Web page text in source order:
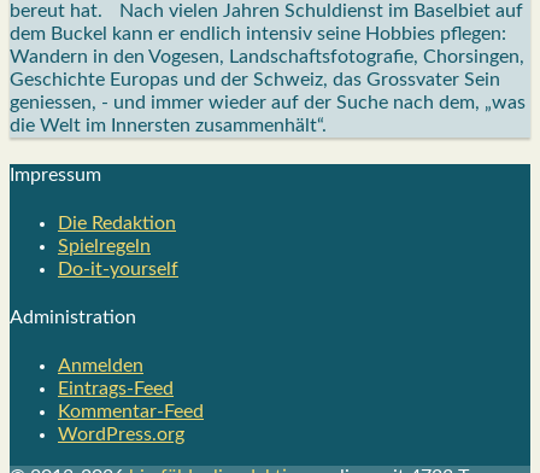
bereut hat. Nach vielen Jahren Schuldienst im Baselbiet auf
dem Buckel kann er endlich intensiv seine Hobbies pflegen:
Wandern in den Vogesen, Landschaftsfotografie, Chorsingen,
Geschichte Europas und der Schweiz, das Grossvater Sein
geniessen, - und immer wieder auf der Suche nach dem, „was
die Welt im Innersten zusammenhält“.
Impres­sum
Die Redak­ti­on
Spiel­re­geln
Do-it-your­s­elf
Admi­nis­tra­ti­on
Anmelden
Eintrags-Feed
Kommentar-Feed
WordPress.org